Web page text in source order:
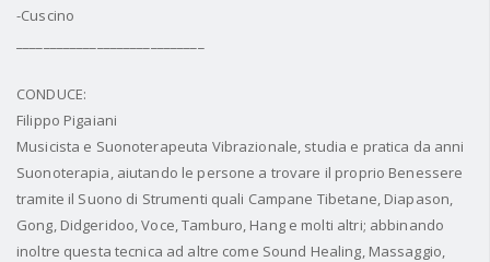
-Cuscino
CONDUCE:
Filippo Pigaiani
Musicista e Suonoterapeuta Vibrazionale, studia e pratica da anni
Suonoterapia, aiutando le persone a trovare il proprio Benessere
tramite il Suono di Strumenti quali Campane Tibetane, Diapason,
Gong, Didgeridoo, Voce, Tamburo, Hang e molti altri; abbinando
inoltre questa tecnica ad altre come Sound Healing, Massaggio,